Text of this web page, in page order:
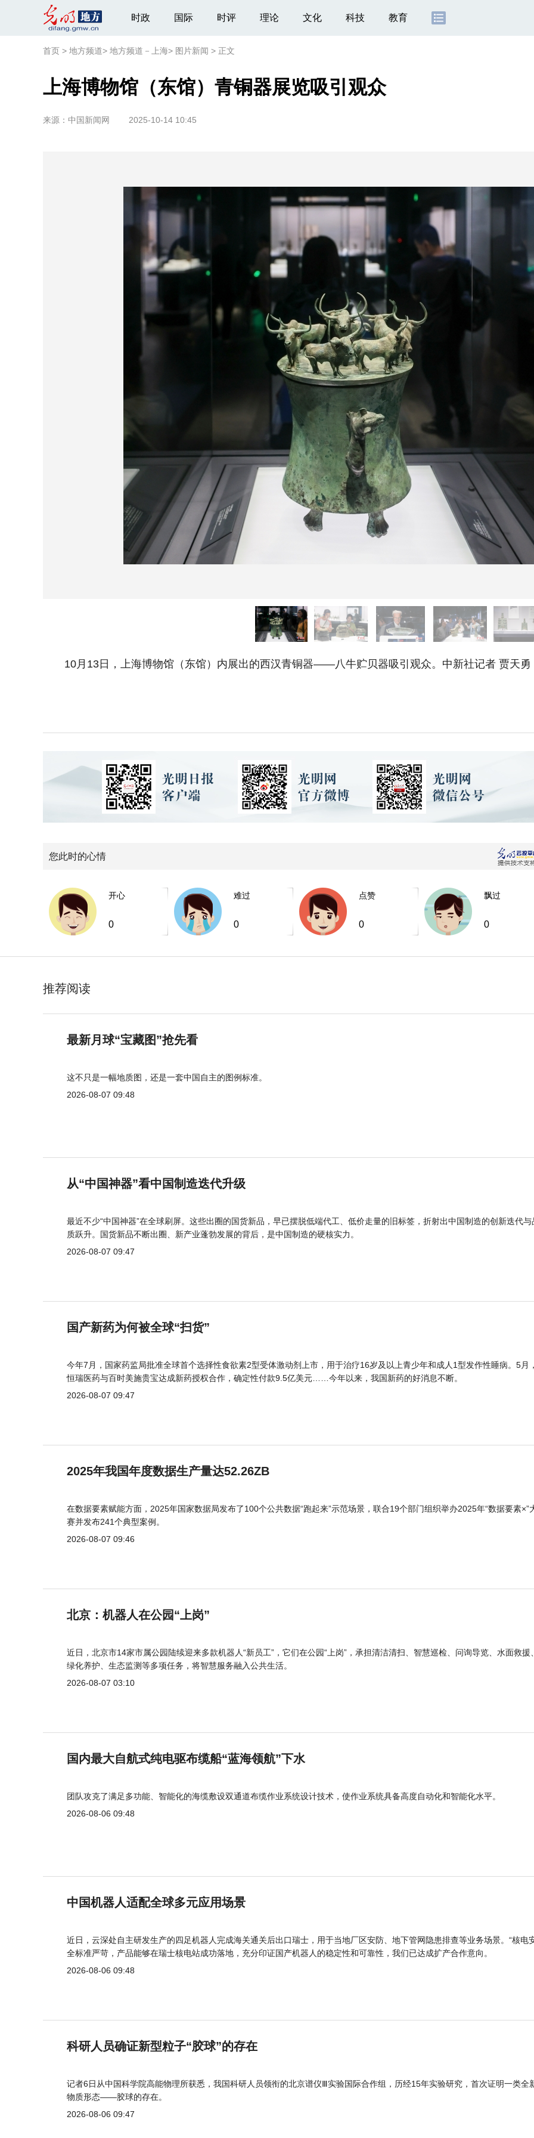
时政 国际 时评 理论 文化 科技 教育
首页 > 地方频道> 地方频道－上海> 图片新闻 > 正文
上海博物馆（东馆）青铜器展览吸引观众
来源： 中国新闻网 2025-10-14 10:45
10月13日，上海博物馆（东馆）内展出的西汉青铜器——八牛贮贝器吸引观众。中新社记者 贾天勇
您此时的心情
开心
0
难过
0
点赞
0
飘过
0
推荐阅读
最新月球“宝藏图”抢先看
这不只是一幅地质图，还是一套中国自主的图例标准。
2026-08-07 09:48
从“中国神器”看中国制造迭代升级
最近不少“中国神器”在全球刷屏。这些出圈的国货新品，早已摆脱低端代工、低价走量的旧标签，折射出中国制造的创新迭代与
质跃升。国货新品不断出圈、新产业蓬勃发展的背后，是中国制造的硬核实力。
2026-08-07 09:47
国产新药为何被全球“扫货”
今年7月，国家药监局批准全球首个选择性食欲素2型受体激动剂上市，用于治疗16岁及以上青少年和成人1型发作性睡病。5月
恒瑞医药与百时美施贵宝达成新药授权合作，确定性付款9.5亿美元……今年以来，我国新药的好消息不断。
2026-08-07 09:47
2025年我国年度数据生产量达52.26ZB
在数据要素赋能方面，2025年国家数据局发布了100个公共数据“跑起来”示范场景，联合19个部门组织举办2025年“数据要素×”
赛并发布241个典型案例。
2026-08-07 09:46
北京：机器人在公园“上岗”
近日，北京市14家市属公园陆续迎来多款机器人“新员工”，它们在公园“上岗”，承担清洁清扫、智慧巡检、问询导览、水面救援
绿化养护、生态监测等多项任务，将智慧服务融入公共生活。
2026-08-07 03:10
国内最大自航式纯电驱布缆船“蓝海领航”下水
团队攻克了满足多功能、智能化的海缆敷设双通道布缆作业系统设计技术，使作业系统具备高度自动化和智能化水平。
2026-08-06 09:48
中国机器人适配全球多元应用场景
近日，云深处自主研发生产的四足机器人完成海关通关后出口瑞士，用于当地厂区安防、地下管网隐患排查等业务场景。“核电
全标准严苛，产品能够在瑞士核电站成功落地，充分印证国产机器人的稳定性和可靠性，我们已达成扩产合作意向。
2026-08-06 09:48
科研人员确证新型粒子“胶球”的存在
记者6日从中国科学院高能物理所获悉，我国科研人员领衔的北京谱仪Ⅲ实验国际合作组，历经15年实验研究，首次证明一类全
物质形态——胶球的存在。
2026-08-06 09:47